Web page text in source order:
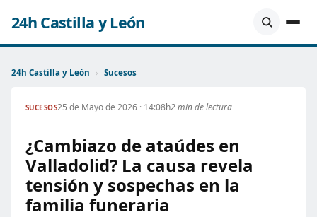
24h Castilla y León
24h Castilla y León › Sucesos
SUCESOS25 de Mayo de 2026 · 14:08h2 min de lectura
¿Cambiazo de ataúdes en
Valladolid? La causa revela
tensión y sospechas en la
familia funeraria